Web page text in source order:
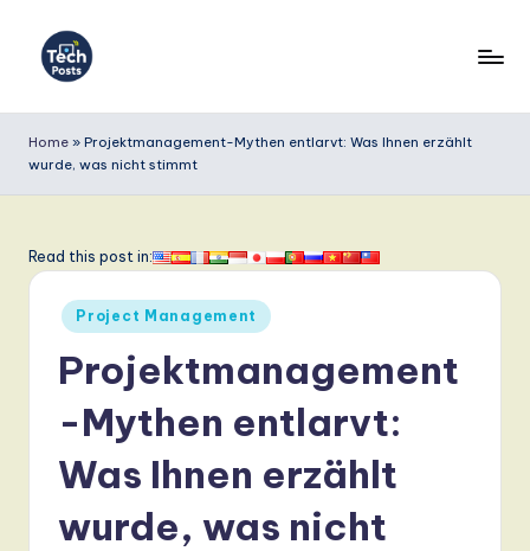
e
c
P
G
Home » Projektmanagement-Mythen entlarvt: Was Ihnen erzählt
wurde, was nicht stimmt
Read this post in:
Posted
in
Project Management
Projektmanagement
-Mythen entlarvt:
Was Ihnen erzählt
wurde, was nicht